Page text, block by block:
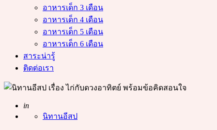
อาหารเด็ก 3 เดือน
อาหารเด็ก 4 เดือน
อาหารเด็ก 5 เดือน
อาหารเด็ก 6 เดือน
สาระน่ารู้
ติดต่อเรา
Posted
in
นิทานอีสป